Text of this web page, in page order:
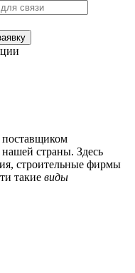
поставщиком
страны. Здесь
строительные фирмы
такие виды